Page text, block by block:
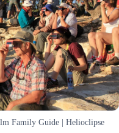
Family Guide | Helioclipse